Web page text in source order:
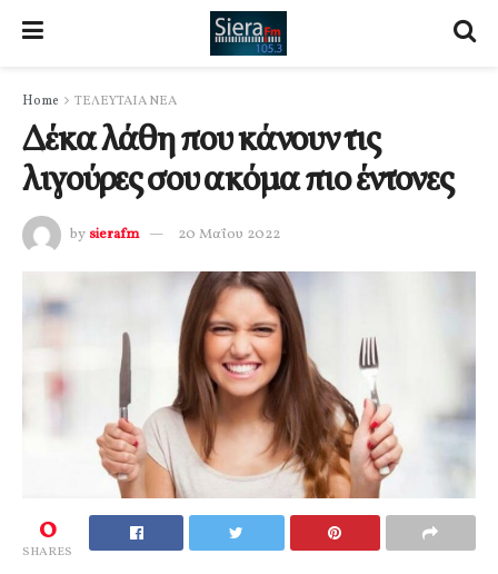
Home ΤΕΛΕΥΤΑΙΑ ΝΕΑ
Δέκα λάθη που κάνουν τις
λιγούρες σου ακόμα πιο έντονες
by sierafm 20 Μαΐου 2022
0
SHARES